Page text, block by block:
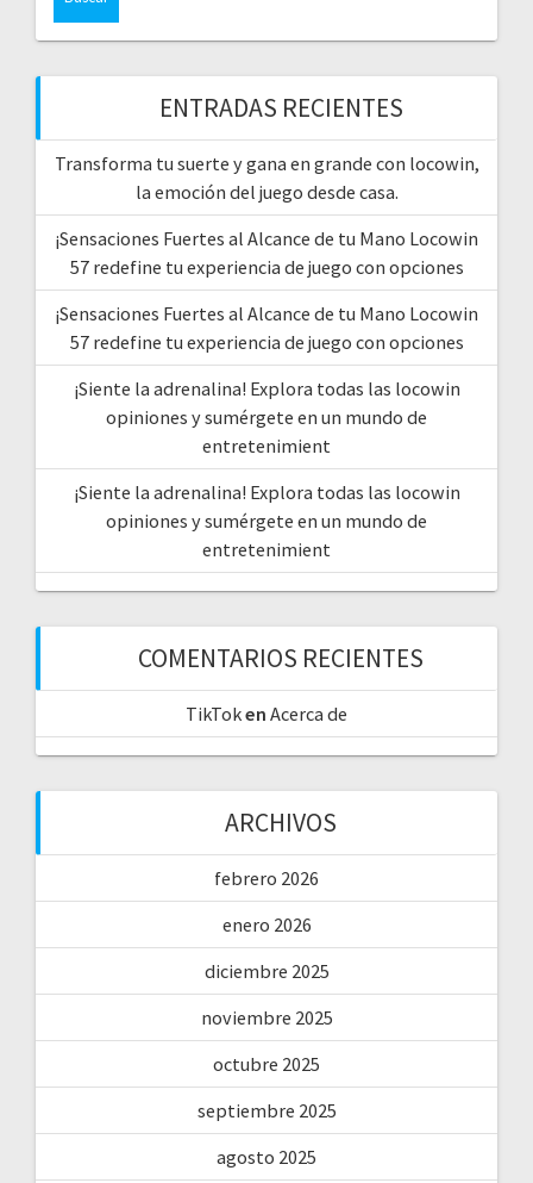
ENTRADAS RECIENTES
Transforma tu suerte y gana en grande con locowin,
la emoción del juego desde casa.
¡Sensaciones Fuertes al Alcance de tu Mano Locowin
57 redefine tu experiencia de juego con opciones
¡Sensaciones Fuertes al Alcance de tu Mano Locowin
57 redefine tu experiencia de juego con opciones
¡Siente la adrenalina! Explora todas las locowin
opiniones y sumérgete en un mundo de
entretenimient
¡Siente la adrenalina! Explora todas las locowin
opiniones y sumérgete en un mundo de
entretenimient
COMENTARIOS RECIENTES
TikToken Acerca de
ARCHIVOS
febrero 2026
enero 2026
diciembre 2025
noviembre 2025
octubre 2025
septiembre 2025
agosto 2025